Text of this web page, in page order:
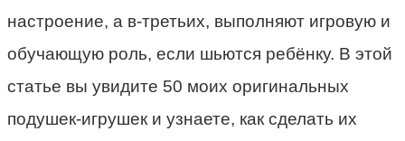
настроение, а в-третьих, выполняют игровую и
обучающую роль, если шьются ребёнку. В этой
статье вы увидите 50 моих оригинальных
подушек-игрушек и узнаете, как сделать их